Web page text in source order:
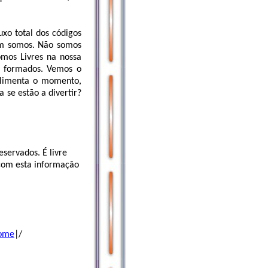
total dos códigos
somos. Não somos
Livres na nossa
Vemos o
o momento,
se estão a divertir?
É livre
esta informação
|/